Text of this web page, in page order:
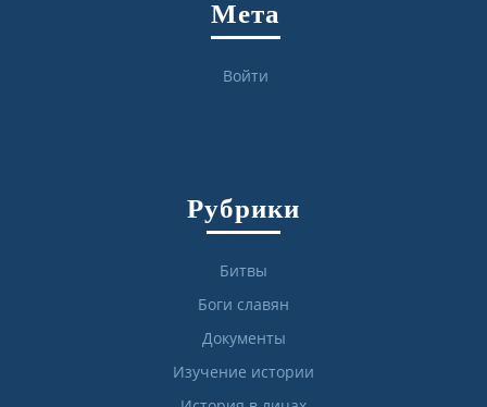
Мета
Войти
Рубрики
Битвы
Боги славян
Документы
Изучение истории